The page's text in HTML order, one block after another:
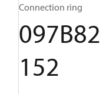
Connection ring
097B82
152